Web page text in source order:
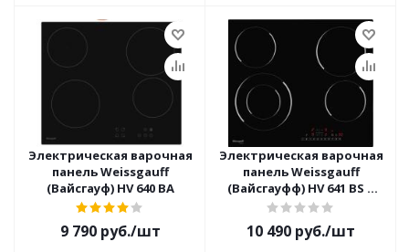
Электрическая варочная
панель Weissgauff
(Вайсгауф) HV 640 BA
9 790руб./шт
Электрическая варочная
панель Weissgauff
(Вайсгауфф) HV 641 BS +
ВИДЕО
10 490 руб./шт